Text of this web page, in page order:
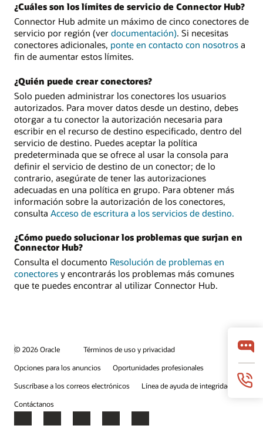
¿Cuáles son los límites de servicio de Connector Hub?
Connector Hub admite un máximo de cinco conectores de
servicio por región (ver documentación). Si necesitas
conectores adicionales, ponte en contacto con nosotros a
fin de aumentar estos límites.
¿Quién puede crear conectores?
Solo pueden administrar los conectores los usuarios
autorizados. Para mover datos desde un destino, debes
otorgar a tu conector la autorización necesaria para
escribir en el recurso de destino especificado, dentro del
servicio de destino. Puedes aceptar la política
predeterminada que se ofrece al usar la consola para
definir el servicio de destino de un conector; de lo
contrario, asegúrate de tener las autorizaciones
adecuadas en una política en grupo. Para obtener más
información sobre la autorización de los conectores,
consulta Acceso de escritura a los servicios de destino.
¿Cómo puedo solucionar los problemas que surjan en
Connector Hub?
Consulta el documento Resolución de problemas en
conectores y encontrarás los problemas más comunes
que te puedes encontrar al utilizar Connector Hub.
© 2026 Oracle
Términos de uso y privacidad
Opciones para los anuncios
Oportunidades profesionales
Suscríbase a los correos electrónicos
Línea de ayuda de integridad
Contáctanos
Facebook
X LinkedInYouTubeInstagram